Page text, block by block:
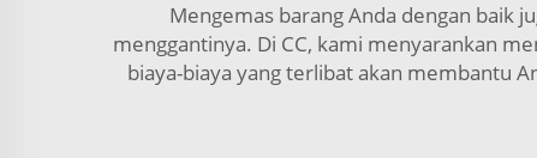
Mengemas barang Anda dengan baik
menggantinya. Di CC, kami menyarankan
biaya-biaya yang terlibat akan membantu